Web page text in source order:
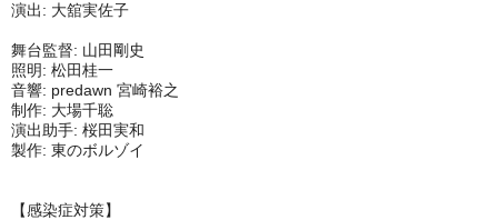
演出: 大舘実佐子
舞台監督: 山田剛史
照明: 松田桂一
音響: predawn 宮崎裕之
制作: 大場千聡
演出助手: 桜田実和
製作: 東のボルゾイ
【感染症対策】